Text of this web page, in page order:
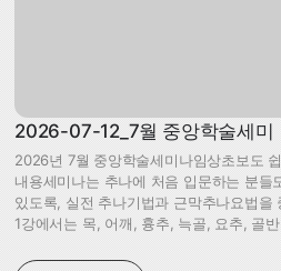
2026-07-12_7월 중앙학술세미
2026년 7월 중앙학술세미나임상초보도
내용세미나는 추나에 처음 입문하는 분들
있도록, 실전 추나기법과 근막추나요법을
1강에서는 목, 어깨, 흉추, 늑골, 요추, 골
진료 현장에서 어떻게 응용하고 변형할 수